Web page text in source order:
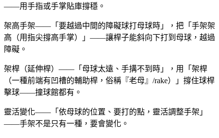
——用手指或手掌貼庫撐穩。
架高手架——「要越過中間的障礙球打母球時」，把「手架架
高（用指尖撐高手掌）」——讓桿子能斜向下打到母球，越過
障礙。
架桿（延伸桿）——「母球太遠、手搆不到時」，用「架桿
（一種前端有凹槽的輔助桿，俗稱『老母』/rake）」撐住球桿
擊球——撞球館都有。
靈活變化——「依母球的位置、要打的點，靈活調整手架」
——手架不是只有一種，要會變化。